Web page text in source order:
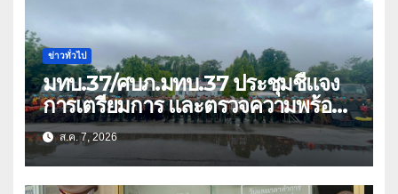
ข่าวทั่วไป
มทบ.37/ศบภ.มทบ.37 ประชุมชี้แจง
การเตรียมการ และตรวจความพร้อม
ด้านการบรรเทาสาธารณภัย
ส.ค. 7, 2026